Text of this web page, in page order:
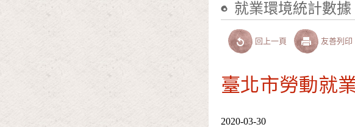
就業環境統計數據
回上一頁 友善列印
臺北市勞動就
2020-03-30